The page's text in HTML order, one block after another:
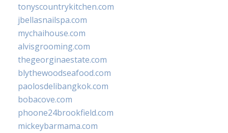
tonyscountrykitchen.com
jbellasnailspa.com
mychaihouse.com
alvisgrooming.com
thegeorginaestate.com
blythewoodseafood.com
paolosdelibangkok.com
bobacove.com
phoone24brookfield.com
mickeybarmama.com